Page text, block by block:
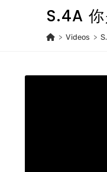
S.4A
> Videos >